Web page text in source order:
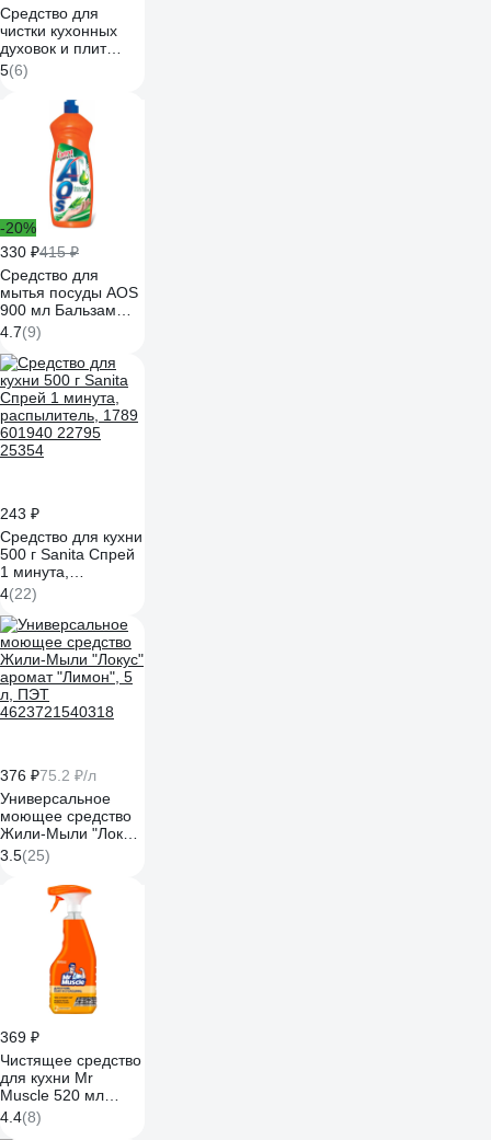
Средство для
чистки кухонных
духовок и плит
VASH GOLD Master
5 л антижир 307055
5(6)
-20%
330 ₽415 ₽
Средство для
мытья посуды AOS
900 мл Бальзам
Алоэ Вера 1113-3
605060
4.7(9)
243 ₽
Средство для кухни
500 г Sanita Спрей
1 минута,
распылитель, 1789
601940 22795
25354
4(22)
376 ₽75.2 ₽/л
Универсальное
моющее средство
Жили-Мыли "Локус"
аромат "Лимон", 5
л, ПЭТ
4623721540318
3.5(25)
369 ₽
Чистящее средство
для кухни Mr
Muscle 520 мл
Энергия цитруса
865413
4.4(8)